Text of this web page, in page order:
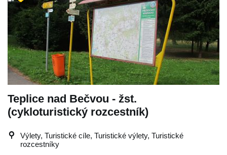
Teplice nad Bečvou - žst.
(cykloturistický rozcestník)
Výlety, Turistické cíle, Turistické výlety, Turistické
rozcestníky